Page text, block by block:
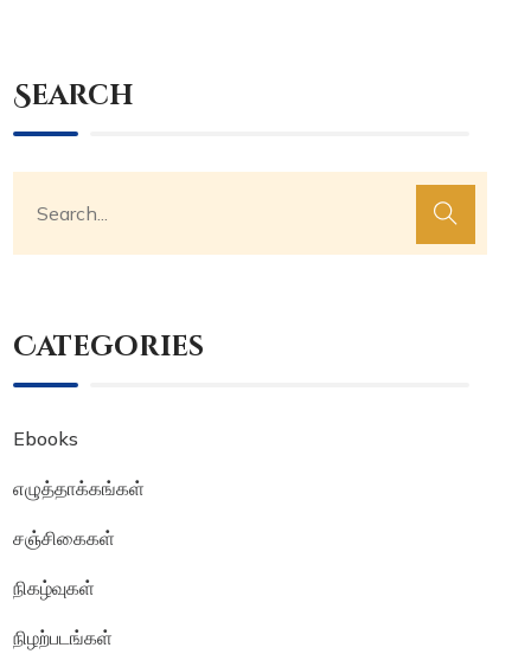
Search
Categories
Ebooks
எழுத்தாக்கங்கள்
சஞ்சிகைகள்
நிகழ்வுகள்
நிழற்படங்கள்